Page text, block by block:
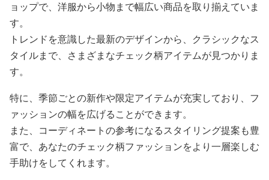
ョップで、洋服から小物まで幅広い商品を取り揃えていま
す。
トレンドを意識した最新のデザインから、クラシックなス
タイルまで、さまざまなチェック柄アイテムが見つかりま
す。
特に、季節ごとの新作や限定アイテムが充実しており、フ
ァッションの幅を広げることができます。
また、コーディネートの参考になるスタイリング提案も豊
富で、あなたのチェック柄ファッションをより一層楽しむ
手助けをしてくれます。